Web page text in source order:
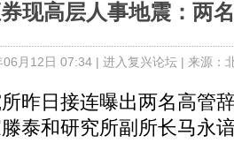
现高层人事地震：两
月12日 07:34 | 进入复兴论坛| 来源：
日接连曝出两名高管
泰和研究所副所长马永